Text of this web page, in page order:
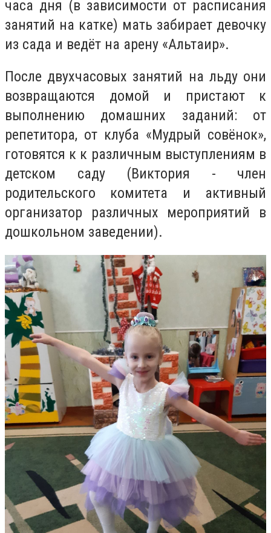
часа дня (в зависимости от расписания
занятий на катке) мать забирает девочку
из сада и ведёт на арену «Альтаир».
После двухчасовых занятий на льду они
возвращаются домой и пристают к
выполнению домашних заданий: от
репетитора, от клуба «Мудрый совёнок»,
готовятся к к различным выступлениям в
детском саду (Виктория - член
родительского комитета и активный
организатор различных мероприятий в
дошкольном заведении).